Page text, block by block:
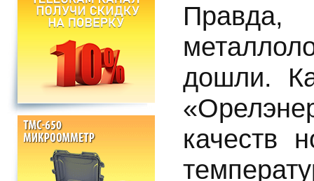
дошли.
качеств